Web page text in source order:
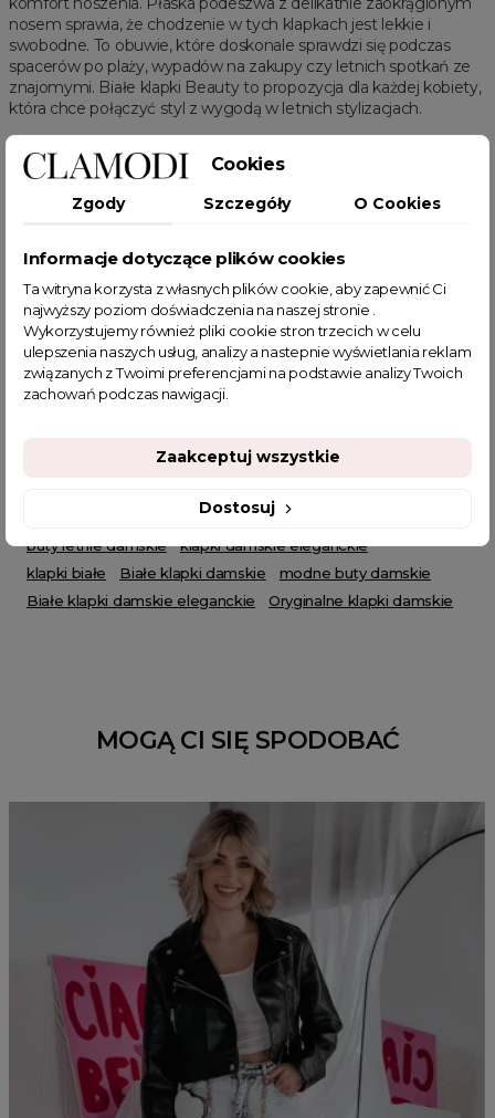
nosem sprawia, że chodzenie w tych klapkach jest lekkie i
swobodne. To obuwie, które doskonale sprawdzi się podczas
spacerów po plaży, wypadów na zakupy czy letnich spotkań ze
znajomymi. Białe klapki Beauty to propozycja dla każdej kobiety,
która chce połączyć styl z wygodą w letnich stylizacjach.
Cechy produktu:
płaska podeszwa, złota aplikacja
Buty damskie Zobacz wszystkie Wyprzedaż
SUMMER Klapki płaskie Klapki basenowe HOT SALE
klapki na lato letnie klapki
buty letnie damskie
klapki damskie eleganckie
klapki białe
Białe klapki damskie
modne buty damskie
Białe klapki damskie eleganckie
Oryginalne klapki damskie
MOGĄ CI SIĘ SPODOBAĆ
Cookies
Zgody Szczegóły O Cookies
Informacje dotyczące plików cookies
Ta witryna korzysta z własnych plików cookie, aby zapewnić Ci
najwyższy poziom doświadczenia na naszej stronie .
Wykorzystujemy również pliki cookie stron trzecich w celu
ulepszenia naszych usług, analizy a nastepnie wyświetlania reklam
związanych z Twoimi preferencjami na podstawie analizy Twoich
zachowań podczas nawigacji.
Dostosuj
Zaakceptuj wszystkie